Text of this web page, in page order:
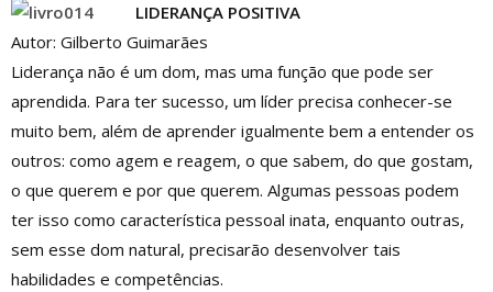
LIDERANÇA POSITIVA
Autor: Gilberto Guimarães
Liderança não é um dom, mas uma função que pode ser
aprendida. Para ter sucesso, um líder precisa conhecer-se
muito bem, além de aprender igualmente bem a entender os
outros: como agem e reagem, o que sabem, do que gostam,
o que querem e por que querem. Algumas pessoas podem
ter isso como característica pessoal inata, enquanto outras,
sem esse dom natural, precisarão desenvolver tais
habilidades e competências.